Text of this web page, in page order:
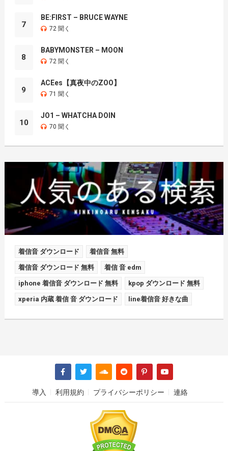
7
BE:FIRST – BRUCE WAYNE
72 聞く
8
BABYMONSTER – MOON
72 聞く
9
ACEes【真夜中のZOO】
71 聞く
10
JO1 – WHATCHA DOIN
70 聞く
着信音 ダウンロード 着信音 無料
着信音 ダウンロード 無料 着信 音 edm
iphone 着信音 ダウンロード 無料 kpop ダウンロード 無料
xperia 内蔵 着信 音 ダウンロード line着信音 好きな曲
導入 利用規約 プライバシーポリシー 連絡